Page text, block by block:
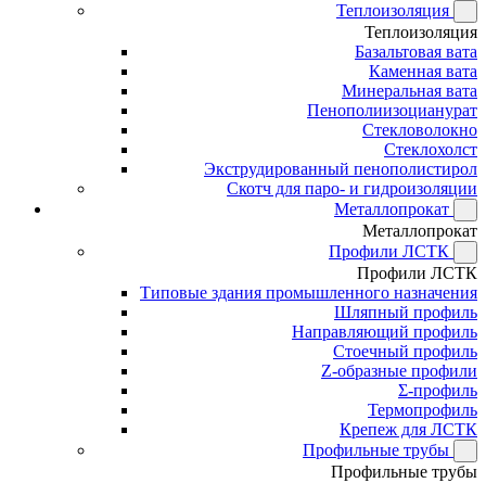
Теплоизоляция
Теплоизоляция
Базальтовая вата
Каменная вата
Минеральная вата
Пенополиизоцианурат
Стекловолокно
Стеклохолст
Экструдированный пенополистирол
Скотч для паро- и гидроизоляции
Металлопрокат
Металлопрокат
Профили ЛСТК
Профили ЛСТК
Типовые здания промышленного назначения
Шляпный профиль
Направляющий профиль
Стоечный профиль
Z-образные профили
Σ-профиль
Термопрофиль
Крепеж для ЛСТК
Профильные трубы
Профильные трубы